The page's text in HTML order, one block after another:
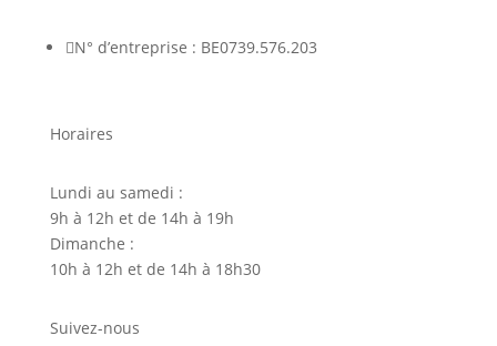
N° d’entreprise : BE0739.576.203
Horaires
Lundi au samedi :
9h à 12h et de 14h à 19h
Dimanche :
10h à 12h et de 14h à 18h30
Suivez-nous